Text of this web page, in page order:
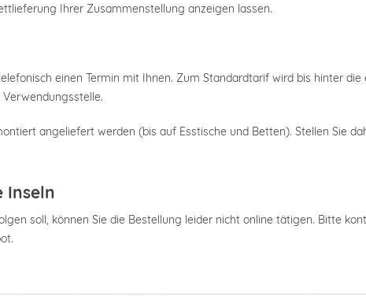
Ihrer Zusammenstellung anzeigen lassen.
einen Termin mit Ihnen. Zum Standardtarif wird bis hinter
angeliefert werden (bis auf Esstische und Betten). Stellen Sie
Inseln
soll, können Sie die Bestellung leider nicht online tätigen. Bitte